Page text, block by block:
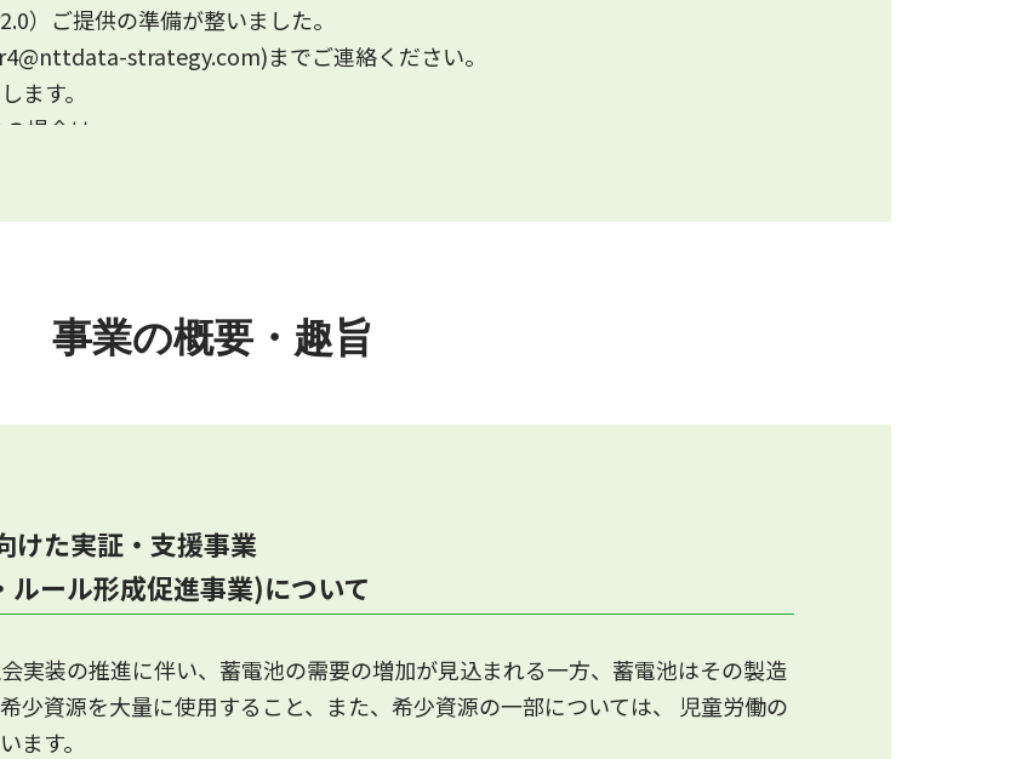
）ご提供の準備が整いました。
strategy.com)までご連絡ください。
ます。
場合は、
てご確認ください。
択結果を掲載しました。
に関する試行事業に関して
ツールの提供に関して準備中です。
は
battery-CFP2023@mizuho-rt.co.jp)様にご連絡ください。
事業の概要・趣旨
けた実証・支援事業
ール形成促進事業)について
実装の推進に伴い、蓄電池の需要の増加が見込まれる一方、蓄電池はその製造
少資源を大量に使用すること、また、希少資源の一部については、 児童労働の
ます。